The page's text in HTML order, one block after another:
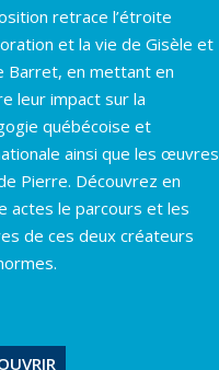
retrace l’étroite
et la vie de Gisèle et
Barret, en mettant en
leur impact sur la
québécoise et
ainsi que les œuvres
Pierre. Découvrez en
actes le parcours et les
de ces deux créateurs